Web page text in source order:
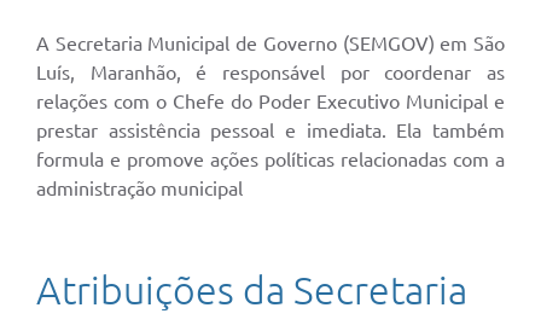
A Secretaria Municipal de Governo (SEMGOV) em São
Luís, Maranhão, é responsável por coordenar as
relações com o Chefe do Poder Executivo Municipal e
prestar assistência pessoal e imediata. Ela também
formula e promove ações políticas relacionadas com a
administração municipal
Atribuições da Secretaria